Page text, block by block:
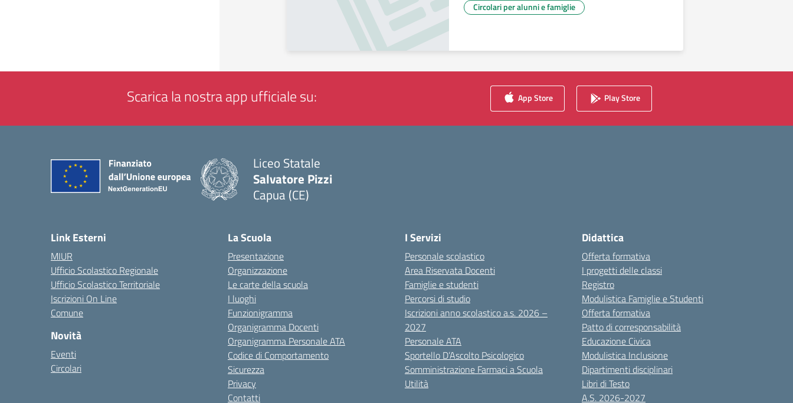
Circolari per alunni e famiglie
Scarica la nostra app ufficiale su: App Store Play Store
Liceo Statale
Salvatore Pizzi
Capua (CE)
Link Esterni
MIUR
Ufficio Scolastico Regionale
Ufficio Scolastico Territoriale
Iscrizioni On Line
Comune
Novità
Eventi
Circolari
La Scuola
Presentazione
Organizzazione
Le carte della scuola
I luoghi
Funzionigramma
Organigramma Docenti
Organigramma Personale ATA
Codice di Comportamento
Sicurezza
Privacy
Contatti
I Servizi
Personale scolastico
Area Riservata Docenti
Famiglie e studenti
Percorsi di studio
Iscrizioni anno scolastico a.s. 2026 –
2027
Personale ATA
Sportello D’Ascolto Psicologico
Somministrazione Farmaci a Scuola
Utilità
Didattica
Offerta formativa
I progetti delle classi
Registro
Modulistica Famiglie e Studenti
Offerta formativa
Patto di corresponsabilità
Educazione Civica
Modulistica Inclusione
Dipartimenti disciplinari
Libri di Testo
A.S. 2026-2027